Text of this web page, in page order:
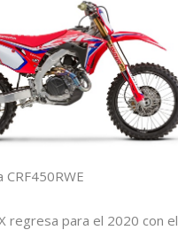
regresa para el 2020 con el